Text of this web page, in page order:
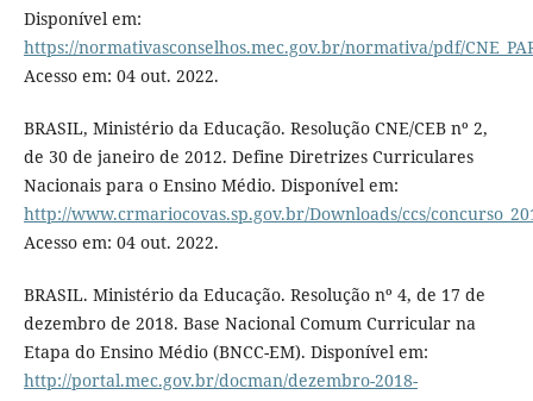
Disponível em:
https://normativasconselhos.mec.gov.br/normativa/pdf/
Acesso em: 04 out. 2022.
BRASIL, Ministério da Educação. Resolução CNE/CEB nº 2,
de 30 de janeiro de 2012. Define Diretrizes Curriculares
Nacionais para o Ensino Médio. Disponível em:
http://www.crmariocovas.sp.gov.br/Downloads/ccs/
Acesso em: 04 out. 2022.
BRASIL. Ministério da Educação. Resolução nº 4, de 17 de
dezembro de 2018. Base Nacional Comum Curricular na
Etapa do Ensino Médio (BNCC-EM). Disponível em:
http://portal.mec.gov.br/docman/dezembro-2018-